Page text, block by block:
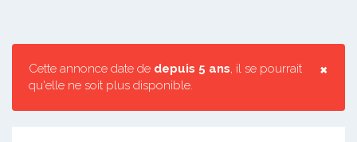
×
Cette annonce date de depuis 5 ans, il se pourrait
qu'elle ne soit plus disponible.